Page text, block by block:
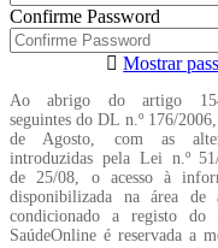
Confirme Password
Mostrar
Ao abrigo do artigo
seguintes do DL n.º 176/
de Agosto, com as
introduzidas pela Lei n.º 51/
de 25/08, o acesso à
disponibilizada na área de
condicionado a registo do
SaúdeOnline é reservada a